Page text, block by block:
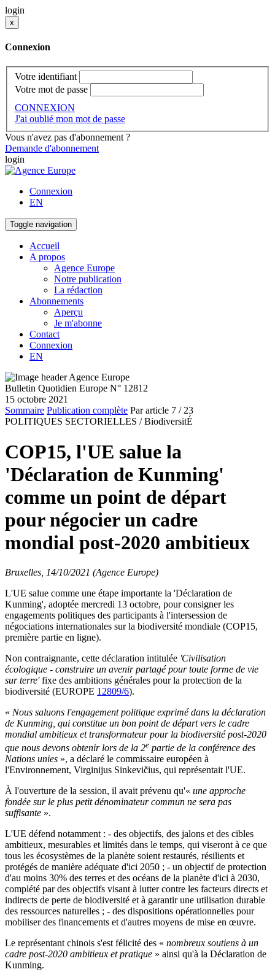
login
x
Connexion
Votre identifiant
Votre mot de passe
CONNEXION
J'ai oublié mon mot de passe
Vous n'avez pas d'abonnement ?
Demande d'abonnement
login
Connexion
EN
Toggle navigation
Accueil
A propos
Agence Europe
Notre publication
La rédaction
Abonnements
Aperçu
Je m'abonne
Contact
Connexion
EN
Bulletin Quotidien Europe N° 12812
15 octobre 2021
Sommaire Publication complète Par article 7 / 23
POLITIQUES SECTORIELLES / BiodiversitÉ
COP15, l'UE salue la
'Déclaration de Kunming'
comme un point de départ
pour négocier un cadre
mondial post-2020 ambitieux
Bruxelles, 14/10/2021 (Agence Europe)
L'UE salue comme une étape importante la 'Déclaration de
Kunming', adoptée mercredi 13 octobre, pour consigner les
engagements politiques des participants à l'intersession de
négociations internationales sur la biodiversité mondiale (COP15,
première partie en ligne).
Non contraignante, cette déclaration intitulée 'Civilisation
écologique - construire un avenir partagé pour toute forme de vie
sur terre'fixe des ambitions générales pour la protection de la
biodiversité (EUROPE 12809/6).
« Nous saluons l'engagement politique exprimé dans la déclaration
de Kunming, qui constitue un bon point de départ vers le cadre
mondial ambitieux et transformateur pour la biodiversité post-2020
que nous devons obtenir lors de la 2e partie de la conférence des
Nations unies », a déclaré le commissaire européen à
l'Environnement, Virginijus Sinkevičius, qui représentait l'UE.
À l'ouverture de la session, il avait prévenu qu'« une approche
fondée sur le plus petit dénominateur commun ne sera pas
suffisante ».
L'UE défend notamment : - des objectifs, des jalons et des cibles
ambitieux, mesurables et limités dans le temps, qui viseront à ce que
tous les écosystèmes de la planète soient restaurés, résilients et
protégés de manière adéquate d'ici 2050 ; - un objectif de protection
d'au moins 30% des terres et des océans de la planète d'ici à 2030,
complété par des objectifs visant à lutter contre les facteurs directs et
indirects de perte de biodiversité et à garantir une utilisation durable
des ressources naturelles ; - des dispositions opérationnelles pour
mobiliser des financements et d'autres moyens de mise en œuvre.
Le représentant chinois s'est félicité des « nombreux soutiens à un
cadre post-2020 ambitieux et pratique » ainsi qu'à la Déclaration de
Kunming.